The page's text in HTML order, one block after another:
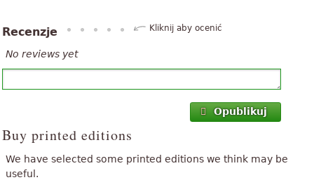
Recenzje Kliknij aby ocenić
No reviews yet
Opublikuj
Buy printed editions
We have selected some printed editions we think may be
useful.